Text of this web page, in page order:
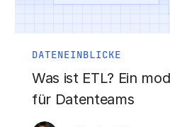
DATENEINBLICKE
Was ist ETL? Ein
für Datenteams